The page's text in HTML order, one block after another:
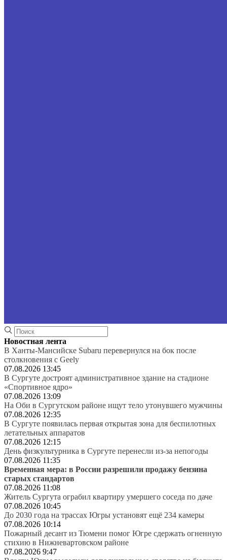
Новостная лента
В Ханты-Мансийске Subaru перевернулся на бок после
столкновения с Geely
07.08.2026 13:45
В Сургуте достроят административное здание на стадионе
«Спортивное ядро»
07.08.2026 13:09
На Оби в Сургутском районе ищут тело утонувшего мужчины
07.08.2026 12:35
В Сургуте появилась первая открытая зона для беспилотных
летательных аппаратов
07.08.2026 12:15
День физкультурника в Сургуте перенесли из-за непогоды
07.08.2026 11:35
Временная мера: в России разрешили продажу бензина
старых стандартов
07.08.2026 11:08
Житель Сургута ограбил квартиру умершего соседа по даче
07.08.2026 10:45
До 2030 года на трассах Югры установят ещё 234 камеры
07.08.2026 10:14
Пожарный десант из Тюмени помог Югре сдержать огненную
стихию в Нижневартовском районе
07.08.2026 9:47